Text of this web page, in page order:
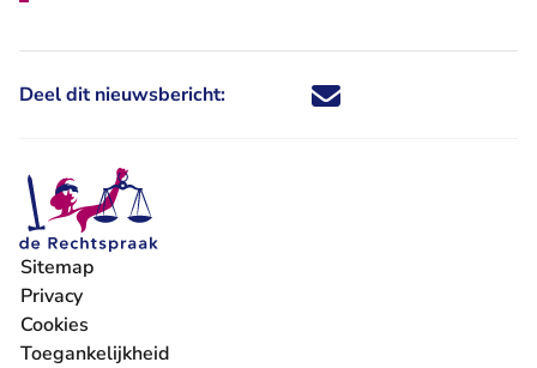
Deel dit nieuwsbericht: Deel dit nieuwsbericht via X -
Deel dit nieuwsbericht via
Deel dit nieuwsbericht
Deel dit
Sitemap
Privacy
Cookies
Toegankelijkheid